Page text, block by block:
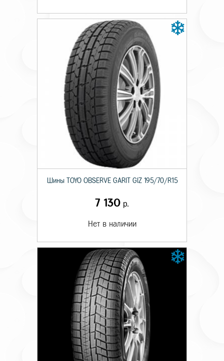
Шины TOYO OBSERVE GARIT GIZ 195/70/R15
7 130 р.
Нет в наличии